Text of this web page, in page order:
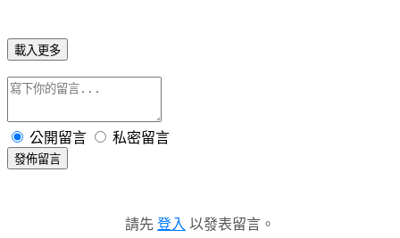
載入更多
公開留言 私密留言
發佈留言
請先 登入 以發表留言。